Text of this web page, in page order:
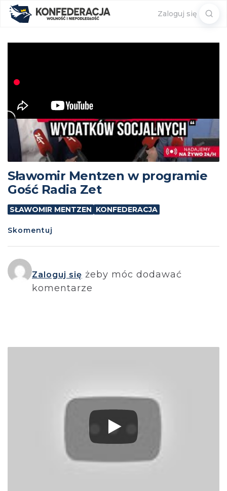
Zaloguj się
Sławomir Mentzen w programie
Gość Radia Zet
SŁAWOMIR MENTZEN KONFEDERACJA
Skomentuj
Zaloguj się żeby móc dodawać
komentarze